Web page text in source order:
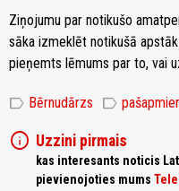
Ziņojumu par notikušo
sāka izmeklēt notikušā
pieņemts lēmums par to, vai
label Bērnudārzs label
info Uzzini pirmais
kas interesants noticis
pievienojoties mums